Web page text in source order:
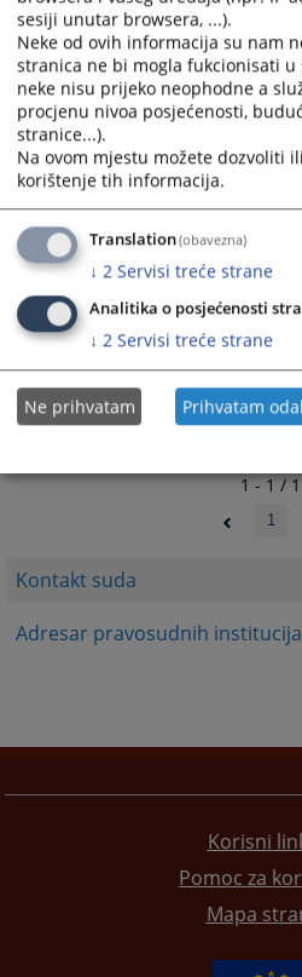
Kontakt suda
Adresar pravosudnih institucija
zvanična e-mail adresa
ossud-zvornik@pravosudje.ba
8857
1 - 1 / 1
1
Korisni
Pomoc za
Mapa
sesiji unutar browsera, ...).
Neke od ovih informacija su nam
stranica ne bi mogla fukcionisati
neke nisu prijeko neophodne a
procjenu nivoa posjećenosti,
stranice...).
Na ovom mjestu možete dozvoliti
korištenje tih informacija.
Translation(obavezna)
↓ 2 Servisi treće strane
Analitika o posjećenosti
↓ 2 Servisi treće strane
Ne prihvatam Prihvatam